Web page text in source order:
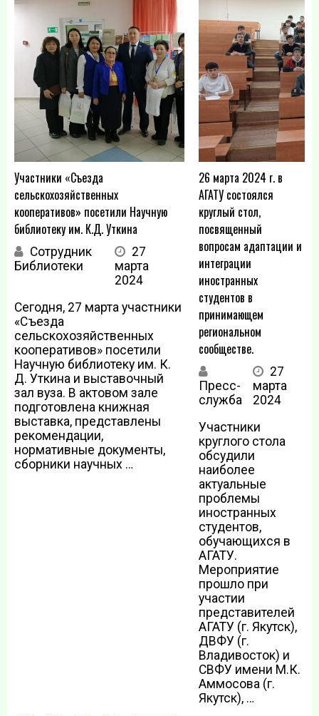
Участники «Съезда
сельскохозяйственных
кооперативов» посетили Научную
библиотеку им. К.Д. Уткина
Сотрудник
Библиотеки
27
марта
2024
Сегодня, 27 марта участники
«Съезда
сельскохозяйственных
кооперативов» посетили
Научную библиотеку им. К.
Д. Уткина и выставочный
зал вуза. В актовом зале
подготовлена книжная
выставка, представлены
рекомендации,
нормативные документы,
сборники научных …
26 марта 2024 г. в
АГАТУ состоялся
круглый стол,
посвященный
вопросам адаптации и
интеграции
иностранных
студентов в
принимающем
региональном
сообществе.
Пресс-
служба
27
марта
2024
Участники
круглого стола
обсудили
наиболее
актуальные
проблемы
иностранных
студентов,
обучающихся в
АГАТУ.
Мероприятие
прошло при
участии
представителей
АГАТУ (г. Якутск),
ДВФУ (г.
Владивосток) и
СВФУ имени М.К.
Аммосова (г.
Якутск), …